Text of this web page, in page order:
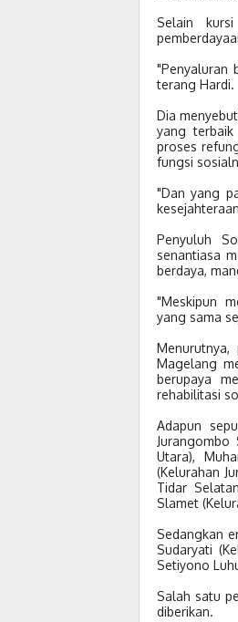
Selain
"Penyaluran
terang Hardi.
Dia
yang
proses
fungsi
"Dan yang
Penyuluh
senantiasa
berdaya,
"Meskipun
yang sama
Magelang
berupaya
rehabilitasi
Adapun
Jurangombo
Utara),
(Kelurahan
Tidar
Slamet
Sedangkan
Sudaryati
Setiyono
Salah satu
diberikan.